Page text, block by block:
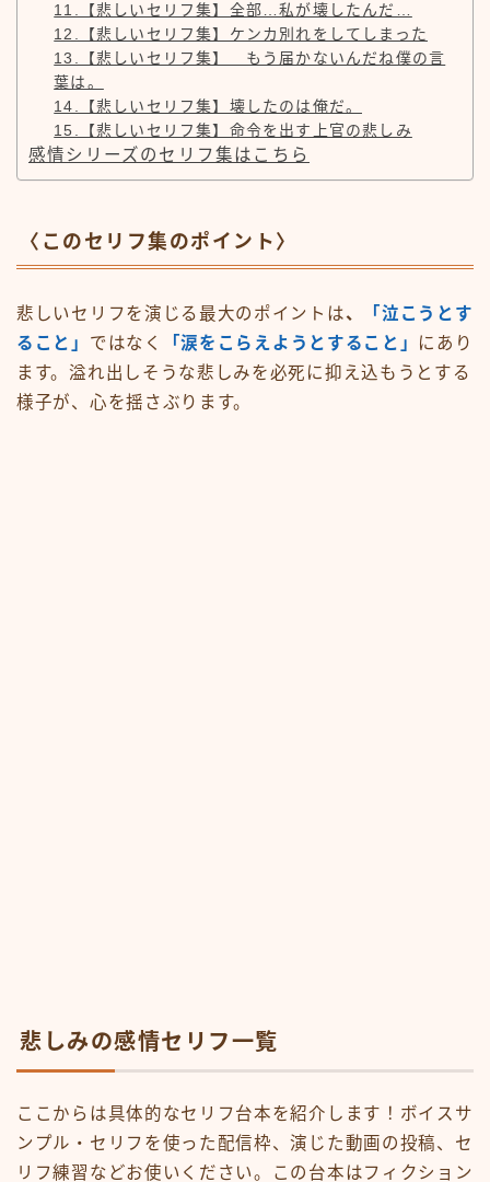
11.【悲しいセリフ集】全部…私が壊したんだ…
12.【悲しいセリフ集】ケンカ別れをしてしまった
13.【悲しいセリフ集】 もう届かないんだね僕の言
葉は。
14.【悲しいセリフ集】壊したのは俺だ。
15.【悲しいセリフ集】命令を出す上官の悲しみ
感情シリーズのセリフ集はこちら
〈このセリフ集のポイント〉
悲しいセリフを演じる最大のポイントは、
「泣こうとす
ること」 ではなく 「涙をこらえようとすること」 にあり
ます。溢れ出しそうな悲しみを必死に抑え込もうとする
様子が、心を揺さぶります。
悲しみの感情セリフ一覧
ここからは具体的なセリフ台本を紹介します！ボイスサ
ンプル・セリフを使った配信枠、演じた動画の投稿、セ
リフ練習などお使いください。この台本はフィクション